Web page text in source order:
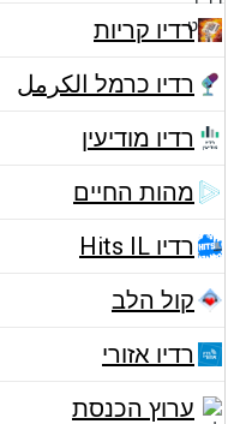
רדיו קריות
רדיו כרמל الكرمل
רדיו מודיעין
מהות החיים
רדיו Hits IL
קול הלב
רדיו אזורי
ערוץ הכנסת